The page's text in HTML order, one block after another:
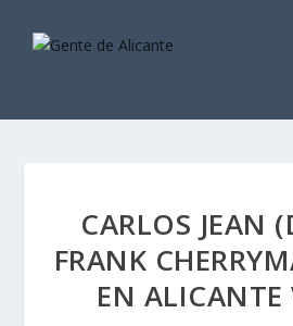
CARLOS JEAN
FRANK
EN ALICANTE